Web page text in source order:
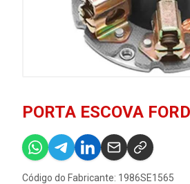
PORTA ESCOVA
Código do Fabricante: 1986SE1565